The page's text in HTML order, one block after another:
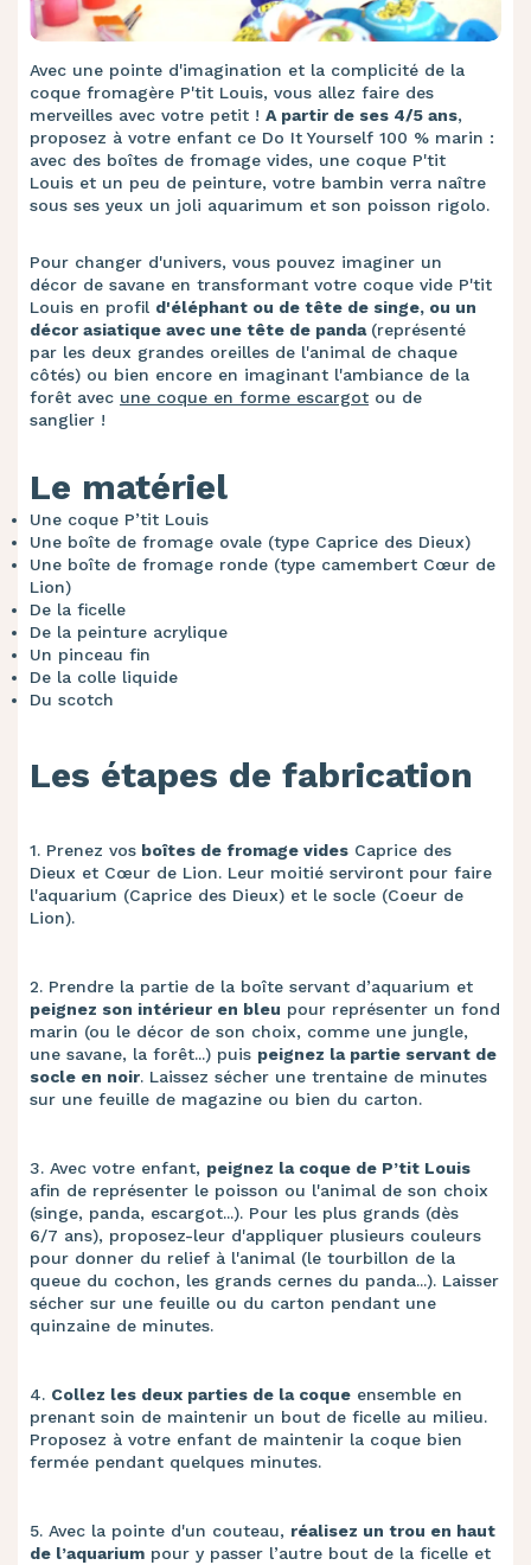
Avec une pointe d'imagination et la complicité de la
coque fromagère P'tit Louis, vous allez faire des
merveilles avec votre petit ! A partir de ses 4/5 ans,
proposez à votre enfant ce Do It Yourself 100 % marin :
avec des boîtes de fromage vides, une coque P'tit
Louis et un peu de peinture, votre bambin verra naître
sous ses yeux un joli aquarimum et son poisson rigolo.
Pour changer d'univers, vous pouvez imaginer un
décor de savane en transformant votre coque vide P'tit
Louis en profil d'éléphant ou de tête de singe, ou un
décor asiatique avec une tête de panda (représenté
par les deux grandes oreilles de l'animal de chaque
côtés) ou bien encore en imaginant l'ambiance de la
forêt avec une coque en forme escargot ou de
sanglier !
Le matériel
Une coque P’tit Louis
Une boîte de fromage ovale (type Caprice des Dieux)
Une boîte de fromage ronde (type camembert Cœur de
Lion)
De la ficelle
De la peinture acrylique
Un pinceau fin
De la colle liquide
Du scotch
Les étapes de fabrication
1. Prenez vos boîtes de fromage vides Caprice des
Dieux et Cœur de Lion. Leur moitié serviront pour faire
l'aquarium (Caprice des Dieux) et le socle (Coeur de
Lion).
2. Prendre la partie de la boîte servant d’aquarium et
peignez son intérieur en bleu pour représenter un fond
marin (ou le décor de son choix, comme une jungle,
une savane, la forêt...) puis peignez la partie servant de
socle en noir. Laissez sécher une trentaine de minutes
sur une feuille de magazine ou bien du carton.
3. Avec votre enfant, peignez la coque de P’tit Louis
afin de représenter le poisson ou l'animal de son choix
(singe, panda, escargot...). Pour les plus grands (dès
6/7 ans), proposez-leur d'appliquer plusieurs couleurs
pour donner du relief à l'animal (le tourbillon de la
queue du cochon, les grands cernes du panda...). Laisser
sécher sur une feuille ou du carton pendant une
quinzaine de minutes.
4. Collez les deux parties de la coque ensemble en
prenant soin de maintenir un bout de ficelle au milieu.
Proposez à votre enfant de maintenir la coque bien
fermée pendant quelques minutes.
5. Avec la pointe d'un couteau, réalisez un trou en haut
de l’aquarium pour y passer l’autre bout de la ficelle et